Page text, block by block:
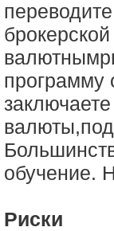
программу
обучение.
Риски